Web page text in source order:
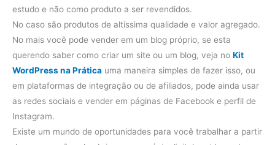
estudo e não como produto a ser revendidos.
No caso são produtos de altíssima qualidade e valor agregado.
No mais você pode vender em um blog próprio, se esta
querendo saber como criar um site ou um blog, veja no Kit
WordPress na Prática uma maneira simples de fazer isso, ou
em plataformas de integração ou de afiliados, pode ainda usar
as redes sociais e vender em páginas de Facebook e perfil de
Instagram.
Existe um mundo de oportunidades para você trabalhar a partir